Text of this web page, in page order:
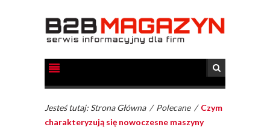
Jesteś tutaj: Strona Główna / Polecane / Czym
charakteryzują się nowoczesne maszyny